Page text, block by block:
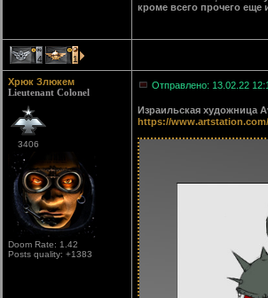
кроме всего прочего еще
4 1
Хрюк Злюкем
Lieutenant Colonel
3406
Doom Rate: 1.42
Posts quality: +1383
Отправлено: 13.02.22
Израильская художница
https://